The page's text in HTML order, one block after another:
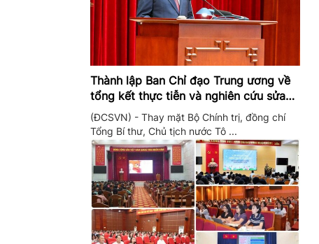
Thành lập Ban Chỉ đạo Trung ương về
tổng kết thực tiễn và nghiên cứu sửa
đổi, bổ sung Điều lệ Đảng
(ĐCSVN) - Thay mặt Bộ Chính trị, đồng chí
Tổng Bí thư, Chủ tịch nước Tô ...